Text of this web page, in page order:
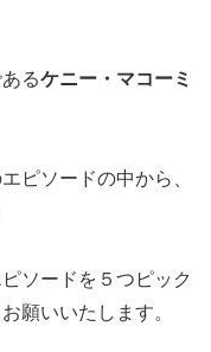
るケニー・マコーミ
ピソードの中から、
ソードを５つピック
願いいたします。